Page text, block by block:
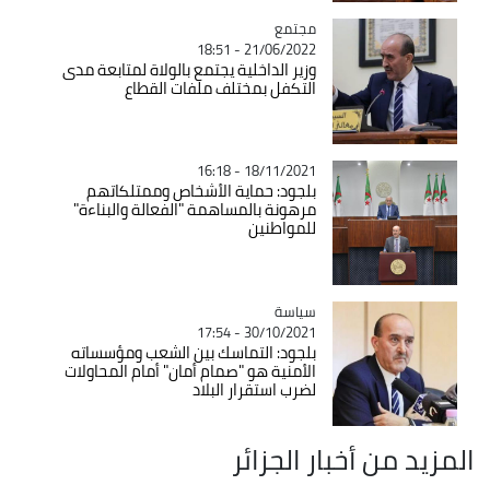
Catégorie
مجتمع
21/06/2022 - 18:51
وزير الداخلية يجتمع بالولاة لمتابعة مدى
التكفل بمختلف ملفات القطاع
18/11/2021 - 16:18
بلجود: حماية الأشخاص وممتلكاتهم
مرهونة بالمساهمة "الفعالة والبناءة"
للمواطنين
Catégorie
سياسة
30/10/2021 - 17:54
بلجود: التماسك بين الشعب ومؤسساته
الأمنية هو "صمام أمان" أمام المحاولات
لضرب استقرار البلاد
المزيد من أخبار الجزائر